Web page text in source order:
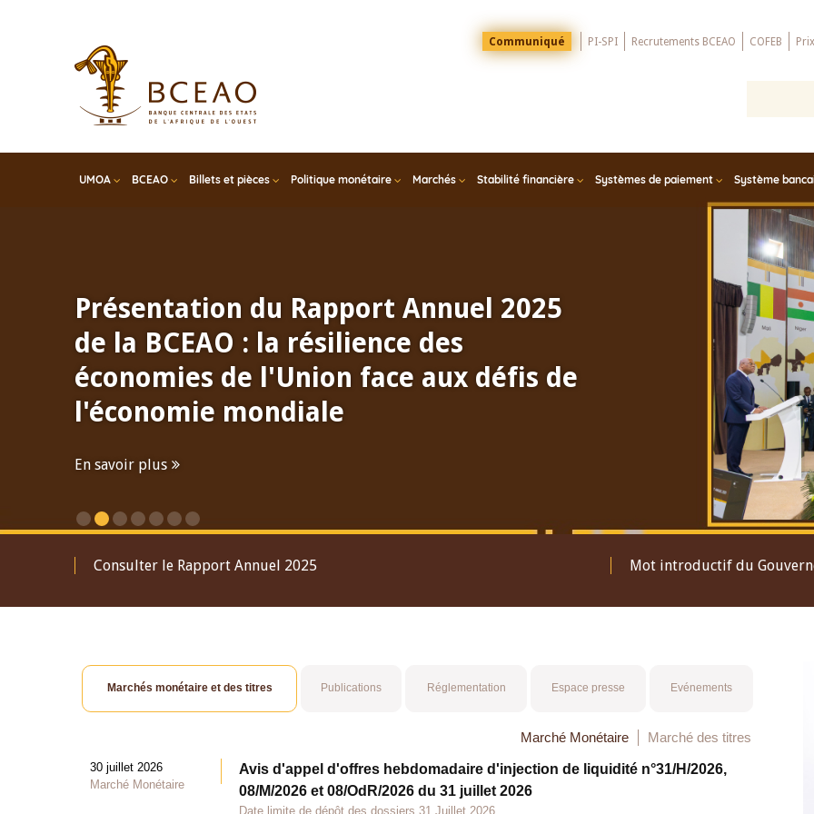
Menu
Top
Communiqué PI-SPI Recrutements BCEAO COFEB
UMOA BCEAO Billets et pièces Politique monétaire Marchés Stabilité financière Systèmes de paiement Système
Présentation du Rapport Annuel 2025
de la BCEAO : la résilience des
économies de l'Union face aux défis de
l'économie mondiale
En savoir plus
Consulter le Rapport Annuel 2025 Mot introductif du
Marchés monétaire et des titres Publications Réglementation Espace presse Evénements
Marché Monétaire Marché des titres
30 juillet 2026
Marché Monétaire
Avis d'appel d'offres hebdomadaire d'injection de liquidité n°31/H/2026,
08/M/2026 et 08/OdR/2026 du 31 juillet 2026
Date limite de dépôt des dossiers 31 Juillet 2026